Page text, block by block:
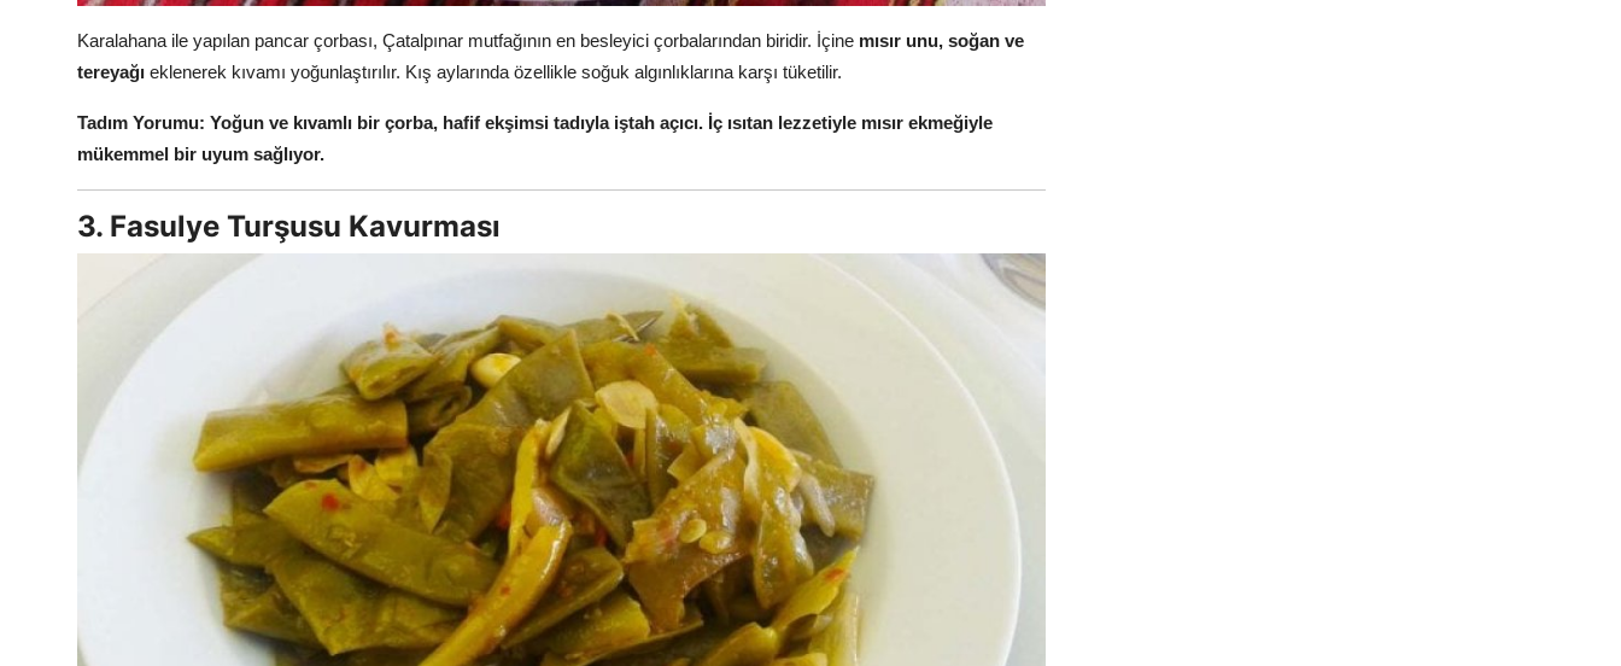
Karalahana ile yapılan pancar çorbası, Çatalpınar mutfağının en besleyici çorbalarından biridir. İçine mısır unu, soğan ve
tereyağı eklenerek kıvamı yoğunlaştırılır. Kış aylarında özellikle soğuk algınlıklarına karşı tüketilir.
Tadım Yorumu: Yoğun ve kıvamlı bir çorba, hafif ekşimsi tadıyla iştah açıcı. İç ısıtan lezzetiyle mısır ekmeğiyle
mükemmel bir uyum sağlıyor.
3. Fasulye Turşusu Kavurması